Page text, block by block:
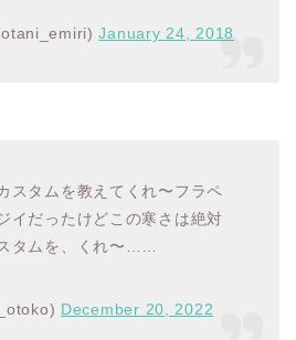
January 24, 2018
スタムを教えてくれ〜フラペ
イだったけどこの寒さは絶対
タムを、くれ〜……
December 20, 2022